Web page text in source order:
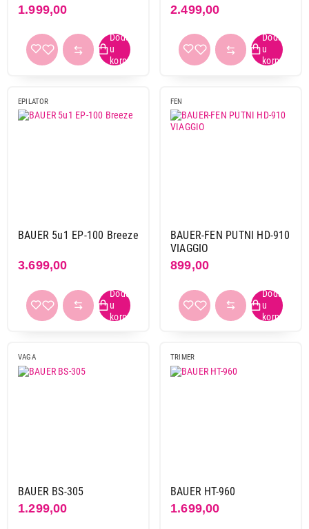
1.999,00 2.499,00
EPILATOR
BAUER 5u1 EP-100 Breeze
3.699,00
FEN
BAUER-FEN PUTNI HD-910
VIAGGIO
899,00
VAGA
BAUER BS-305
1.299,00
TRIMER
BAUER HT-960
1.699,00